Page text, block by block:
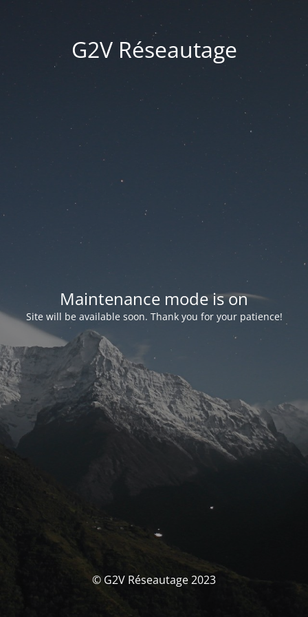
G2V Réseautage
Maintenance mode is on
Site will be available soon. Thank you for your patience!
© G2V Réseautage 2023